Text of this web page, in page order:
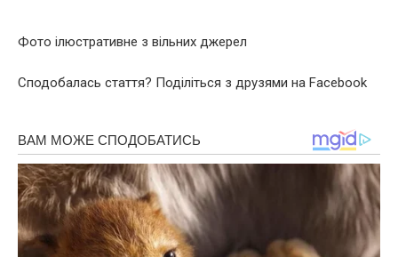
Фото ілюстративне з вільних джерел
Сподобалась стаття? Поділіться з друзями на Facebook